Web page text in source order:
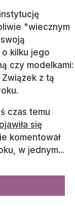
"wiecznym
o kilku jego
czy modelkami:
z tą
czas temu
się
komentował
w jednym...